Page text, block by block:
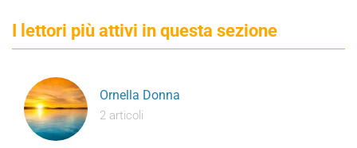
I lettori più attivi in questa sezione
Ornella Donna
2 articoli